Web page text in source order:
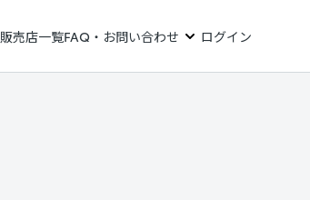
販売店一覧FAQ・お問い合わせ ログイン